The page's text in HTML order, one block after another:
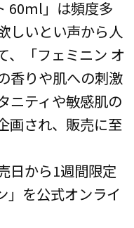
60ml」は頻度多
しいとい声から人
、「フェミニン オ
香りや肌への刺激
ニティや敏感肌の
画され、販売に至
日から1週間限定
」を公式オンライ